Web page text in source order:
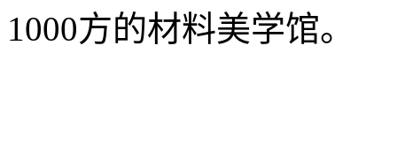
1000方的材料美学馆。